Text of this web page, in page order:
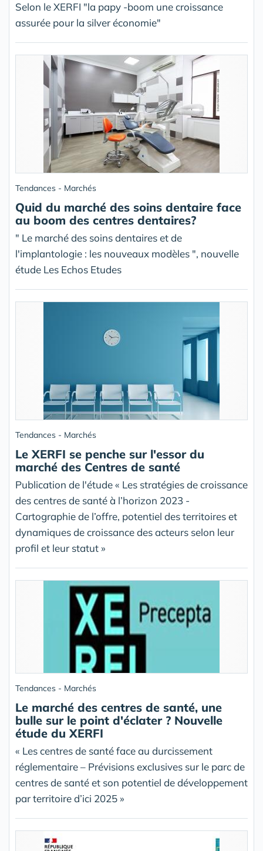
Selon le XERFI "la papy -boom une croissance
assurée pour la silver économie"
Tendances - Marchés
Quid du marché des soins dentaire face
au boom des centres dentaires?
" Le marché des soins dentaires et de
l'implantologie : les nouveaux modèles ", nouvelle
étude Les Echos Etudes
Tendances - Marchés
Le XERFI se penche sur l'essor du
marché des Centres de santé
Publication de l'étude « Les stratégies de croissance
des centres de santé à l’horizon 2023 -
Cartographie de l’offre, potentiel des territoires et
dynamiques de croissance des acteurs selon leur
profil et leur statut »
Tendances - Marchés
Le marché des centres de santé, une
bulle sur le point d'éclater ? Nouvelle
étude du XERFI
« Les centres de santé face au durcissement
réglementaire – Prévisions exclusives sur le parc de
centres de santé et son potentiel de développement
par territoire d’ici 2025 »